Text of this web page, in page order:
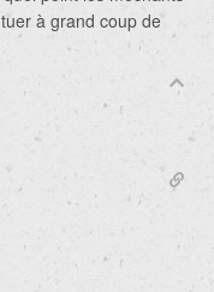
à grand coup de